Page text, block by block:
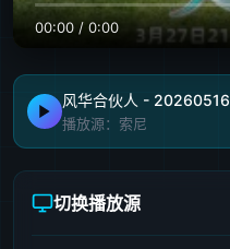
00:00 / 0:00
风华合伙人 - 20260516
播放源：索尼
切换播放源